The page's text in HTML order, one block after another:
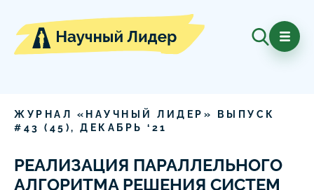
ЖУРНАЛ «НАУЧНЫЙ ЛИДЕР» ВЫПУСК
# 43 ( 45 ), ДЕКАБРЬ ‘ 21
РЕАЛИЗАЦИЯ ПАРАЛЛЕЛЬНОГО
АЛГОРИТМА РЕШЕНИЯ СИСТЕМ